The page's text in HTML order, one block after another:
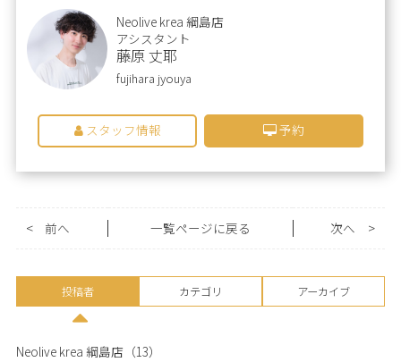
Neolive krea 綱島店
アシスタント
藤原 丈耶
fujihara jyouya
スタッフ情報 予約
< 前へ 一覧ページに戻る >
次へ
投稿者 カテゴリ アーカイブ
Neolive krea 綱島店 （13）